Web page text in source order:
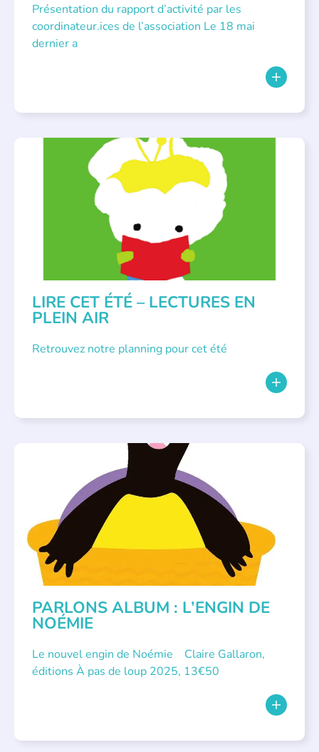
Présentation du rapport d’activité par les
coordinateur.ices de l’association Le 18 mai
dernier a
BIBLIOTHÈQUES ÉVÉNEMENTS , LECTURE INDIVIDUALISÉE
LITTÉRATURE JEUNESSE
LIRE CET ÉTÉ – LECTURES EN
PLEIN AIR
Retrouvez notre planning pour cet été
PARLONS ALBUM : L’ENGIN DE
NOÉMIE
Le nouvel engin de Noémie Claire Gallaron,
éditions À pas de loup 2025, 13€50